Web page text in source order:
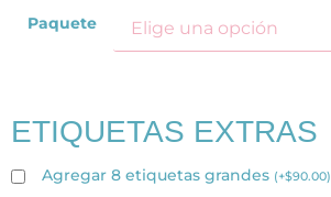
Paquete
ETIQUETAS EXTRAS
Agregar 8 etiquetas grandes (+$90.00)